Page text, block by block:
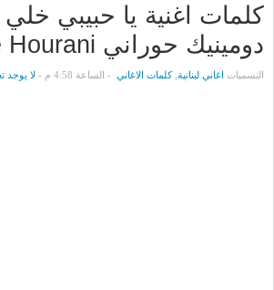
كلمات اغنية يا حبيبي خلي
دومينيك حوراني Dominique Hourani
التسميات اغاني لبنانية ,كلمات الاغاني - الساعة 4:58 م - لا يوجد